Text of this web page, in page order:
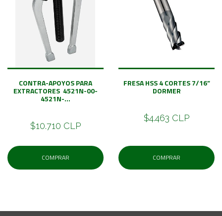
CONTRA-APOYOS PARA
EXTRACTORES 4521N-00-
4521N-...
$10.710 CLP
COMPRAR
FRESA HSS 4 CORTES 7/16”
DORMER
$4.463 CLP
COMPRAR